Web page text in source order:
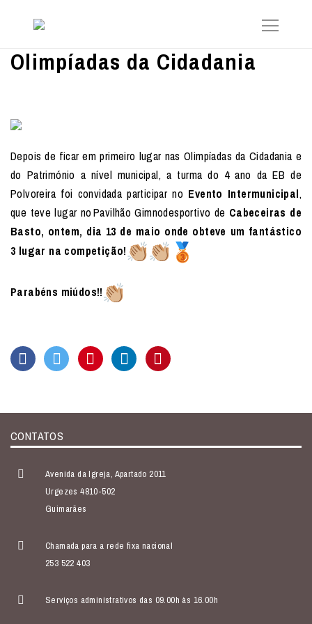
Olimpíadas da Cidadania
Depois de ficar em primeiro lugar nas Olimpíadas da Cidadania e
do Património a nível municipal, a turma do 4 ano da EB de
Polvoreira foi convidada participar no Evento Intermunicipal,
que teve lugar no Pavilhão Gimnodesportivo de Cabeceiras de
Basto, ontem, dia 13 de maio onde obteve um fantástico
3 lugar na competição!
Parabéns miúdos!!
CONTATOS
Avenida da Igreja, Apartado 2011
Urgezes 4810-502
Guimarães
Chamada para a rede fixa nacional
253 522 403
Serviços administrativos das 09.00h às 16.00h